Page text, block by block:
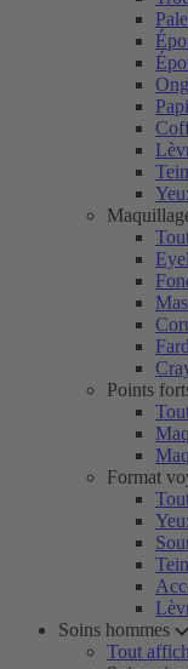
Points
Format
Soins hommes
Tout